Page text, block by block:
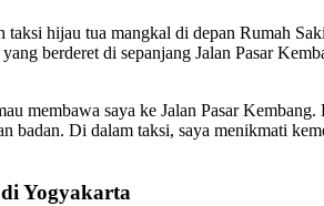
taksi hijau tua mangkal di depan Rumah
berderet di sepanjang Jalan Pasar
membawa saya ke Jalan Pasar
badan. Di dalam taksi, saya menikmati
Yogyakarta